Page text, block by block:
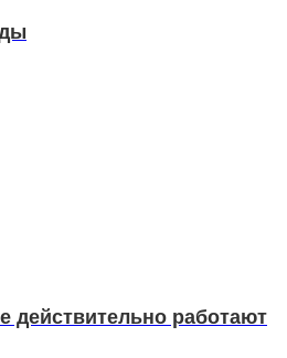
действительно работают